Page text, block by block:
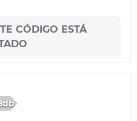
CÓDIGO ESTÁ